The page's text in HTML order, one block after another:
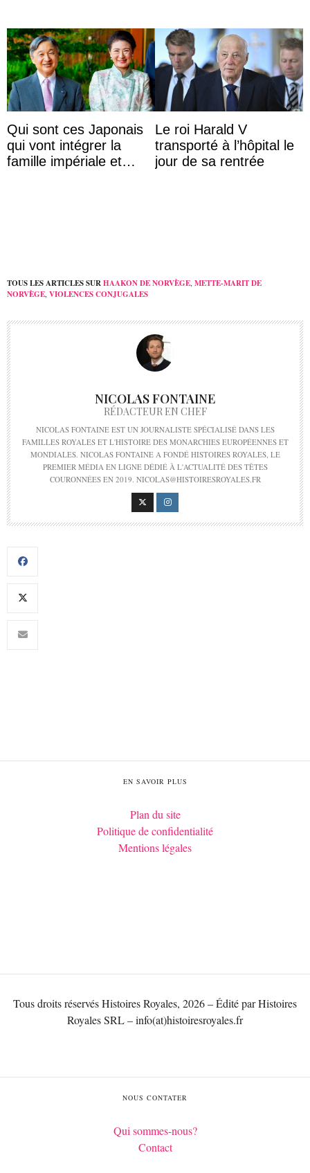
Qui sont ces Japonais
qui vont intégrer la
famille impériale et
Le roi Harald V
transporté à l’hôpital le
jour de sa rentrée
TOUS LES ARTICLES SURHAAKON DE NORVÈGE METTE-MARIT DE
NORVÈGE VIOLENCES CONJUGALES
NICOLAS FONTAINE
RÉDACTEUR EN CHEF
NICOLAS FONTAINE EST UN JOURNALISTE SPÉCIALISÉ DANS LES
FAMILLES ROYALES ET L'HISTOIRE DES MONARCHIES EUROPÉENNES ET
MONDIALES. NICOLAS FONTAINE A FONDÉ HISTOIRES ROYALES, LE
PREMIER MÉDIA EN LIGNE DÉDIÉ À L'ACTUALITÉ DES TÊTES
COURONNÉES EN 2019. NICOLAS@HISTOIRESROYALES.FR
EN SAVOIR PLUS
Plan du site
Politique de confidentialité
Mentions légales
Tous droits réservés Histoires Royales, 2026 – Édité par Histoires
Royales SRL – info(at)histoiresroyales.fr
NOUS CONTATER
Qui sommes-nous?
Contact